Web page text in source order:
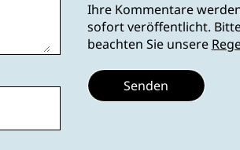
Ihre Kommentare
sofort veröffentlicht.
beachten Sie unsere
Senden